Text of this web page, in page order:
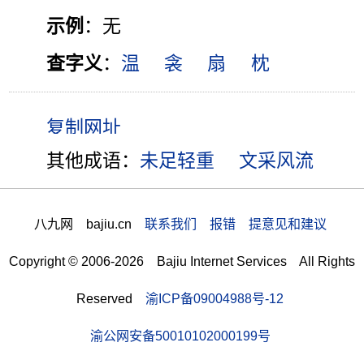
示例 ：无
查字义 ： 温 衾 扇 枕
其他成语： 未足轻重 文采风流
八九网 bajiu.cn 联系我们 报错 提意见和建议
Copyright © 2006-2026 Bajiu Internet Services All Rights
Reserved 渝ICP备09004988号-12
渝公网安备50010102000199号